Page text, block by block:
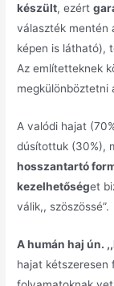
készült, ezért
választék mentén
képen is látható),
Az említetteknek
megkülönböztetni
A valódi hajat
dúsítottuk (30%),
hosszantartó
kezelhetőséget
válik,, szöszössé”.
A humánhaj ún.
hajat kétszeresen